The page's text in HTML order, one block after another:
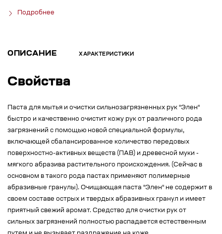
Подробнее
ОПИСАНИЕ ХАРАКТЕРИСТИКИ
Свойства
Паста для мытья и очистки сильнозагрязненных рук "Элен"
быстро и качественно очистит кожу рук от различного рода
загрязнений с помощью новой специальной формулы,
включающей сбалансированное количество передовых
поверхностно-активных веществ (ПАВ) и древесной муки -
мягкого абразива растительного происхождения. (Сейчас в
основном в такого рода пастах применяют полимерные
абразивные гранулы). Очищающая паста "Элен" не содержит в
своем составе острых и твердых абразивных гранул и имеет
приятный свежий аромат. Средство для очистки рук от
сильных загрязнений полностью распадается естественным